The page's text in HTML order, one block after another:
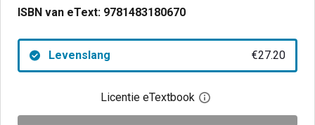
ISBN van eText: 9781483180670
Levenslang €27.20
Licentie eTextbook Open het